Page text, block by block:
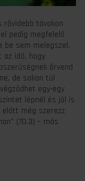
távokon
pedig megfelelő
sem melegszel,
az idő, hogy
örvend
de sokan túl
egy-egy
lépnél és jól is
előtt még szerezz
(70.3) – más